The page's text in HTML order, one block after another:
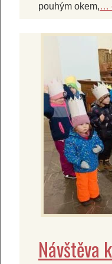
pouhým okem,…
Návštěva